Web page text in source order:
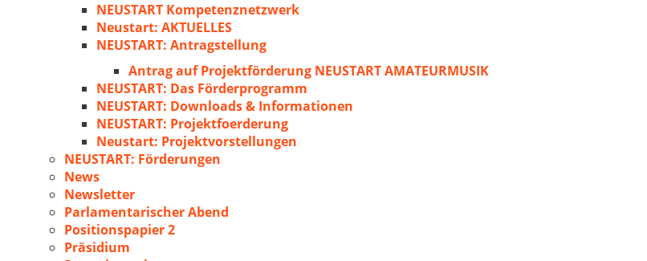
NEUSTART Kompetenznetzwerk
Neustart: AKTUELLES
NEUSTART: Antragstellung
Antrag auf Projektförderung NEUSTART AMATEURMUSIK
NEUSTART: Das Förderprogramm
NEUSTART: Downloads & Informationen
NEUSTART: Projektfoerderung
Neustart: Projektvorstellungen
NEUSTART: Förderungen
News
Newsletter
Parlamentarischer Abend
Positionspapier 2
Präsidium